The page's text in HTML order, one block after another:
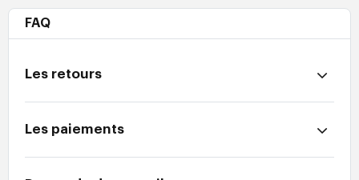
FAQ
Les retours
Les paiements